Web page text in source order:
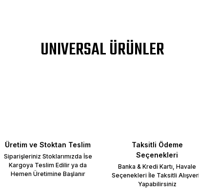
UNIVERSAL ÜRÜNLER
Üretim ve Stoktan Teslim
Siparişleriniz Stoklarımızda İse
Kargoya Teslim Edilir ya da
Hemen Üretimine Başlanır
Taksitli Ödeme
Seçenekleri
Banka & Kredi Kartı, Havale
Seçenekleri İle Taksitli
Yapabilirsiniz